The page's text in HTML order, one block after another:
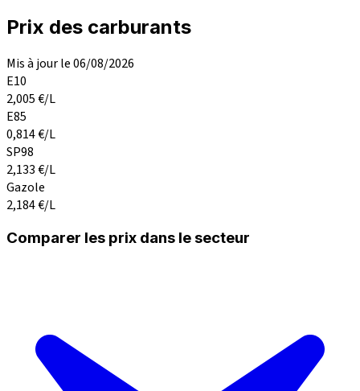
Prix des carburants
Mis à jour le 06/08/2026
E10
2,005€/L
E85
0,814€/L
SP98
2,133€/L
Gazole
2,184€/L
Comparer les prix dans le secteur